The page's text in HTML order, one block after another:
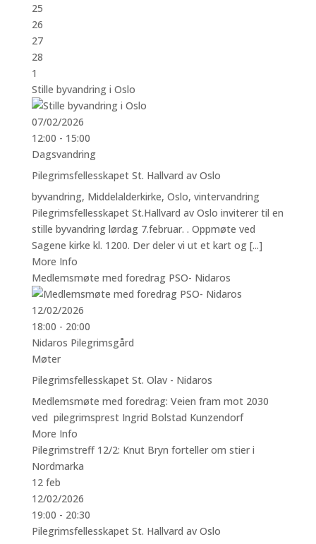
25
26
27
28
1
Stille byvandring i Oslo
07/02/2026
12:00 - 15:00
Dagsvandring
Pilegrimsfellesskapet St. Hallvard av Oslo
byvandring, Middelalderkirke, Oslo, vintervandring
Pilegrimsfellesskapet St.Hallvard av Oslo inviterer til en
stille byvandring lørdag 7.februar. . Oppmøte ved
Sagene kirke kl. 1200. Der deler vi ut et kart og [...]
More Info
Medlemsmøte med foredrag PSO- Nidaros
12/02/2026
18:00 - 20:00
Nidaros Pilegrimsgård
Møter
Pilegrimsfellesskapet St. Olav - Nidaros
Medlemsmøte med foredrag: Veien fram mot 2030
ved pilegrimsprest Ingrid Bolstad Kunzendorf
More Info
Pilegrimstreff 12/2: Knut Bryn forteller om stier i
Nordmarka
12 feb
12/02/2026
19:00 - 20:30
Pilegrimsfellesskapet St. Hallvard av Oslo